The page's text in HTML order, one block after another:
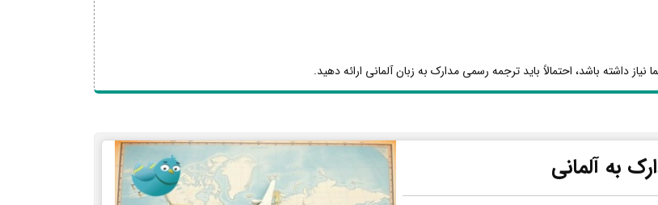
داشته باشد، احتمالاً باید ترجمه رسمی مدارک به زبان آلمانی ارائه دهید.
به آلمانی